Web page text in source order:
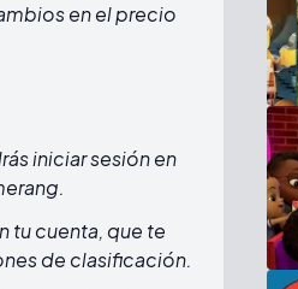
en el precio
iniciar sesión en
tu cuenta, que te
de clasificación.